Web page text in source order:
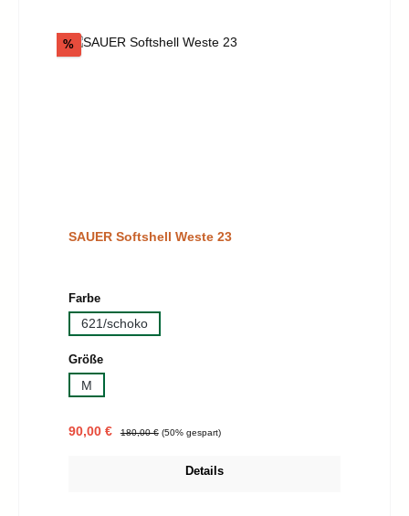
%Rabatt
SAUER Softshell Weste 23
Farbeauswählen
621/schoko
Größeauswählen
M
Verkaufspreis:
90,00 € Regulärer Preis:
180,00 € (50% gespart)
Details